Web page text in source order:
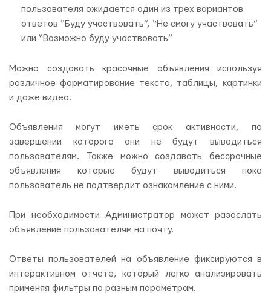
пользователя ожидается один из трех вариантов
ответов “Буду участвовать”, “Не смогу участвовать”
или “Возможно буду участвовать”
Можно создавать красочные объявления используя
различное форматирование текста, таблицы, картинки
и даже видео.
Объявления могут иметь срок активности, по
завершении которого они не будут выводиться
пользователям. Также можно создавать бессрочные
объявления которые будут выводиться пока
пользователь не подтвердит ознакомление с ними.
При необходимости Администратор может разослать
объявление пользователям на почту.
Ответы пользователей на объявление фиксируются в
интерактивном отчете, который легко анализировать
применяя фильтры по разным параметрам.